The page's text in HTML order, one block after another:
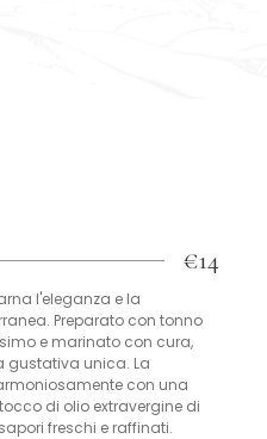
€14
l'eleganza e la
Preparato con tonno
e marinato con cura,
gustativa unica. La
con una
di olio extravergine di
freschi e raffinati.